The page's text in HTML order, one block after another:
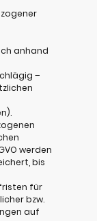
anhand
–
werden
bis
für
bzw.
auf